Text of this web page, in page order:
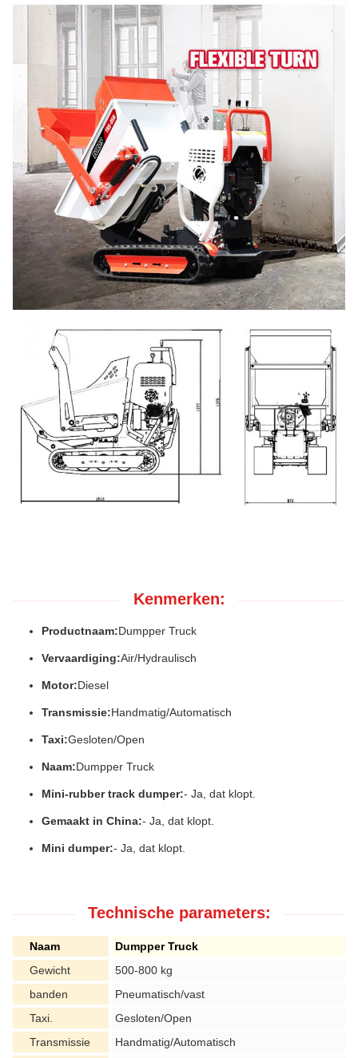
Kenmerken:
Productnaam:Dumpper Truck
Vervaardiging:Air/Hydraulisch
Motor:Diesel
Transmissie:Handmatig/Automatisch
Taxi:Gesloten/Open
Naam:Dumpper Truck
Mini-rubber track dumper:- Ja, dat klopt.
Gemaakt in China:- Ja, dat klopt.
Mini dumper:- Ja, dat klopt.
Technische parameters:
Naam
Dumpper Truck
Gewicht
500-800 kg
banden
Pneumatisch/vast
Taxi.
Gesloten/Open
Transmissie
Handmatig/Automatisch